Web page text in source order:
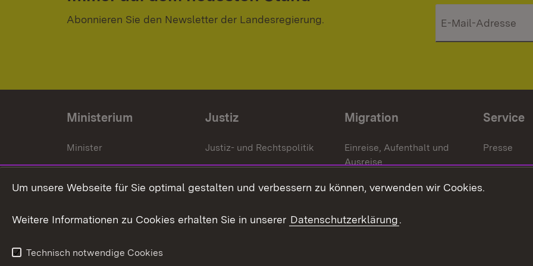
Abonnieren Sie den Newsletter der Landesregierung.
Ministerium
Minister
Staatssekrektär
Ministerialdirektorin
Organigramm
Justiz
Justiz- und Rechtspolitik
Gerichte und
Staatsanwaltschaften
Migration
Einreise, Aufenthalt und
Ausreise
Asylbewerber und
Erlasse und
Service
Presse
Um unsere Webseite für Sie optimal gestalten und verbessern zu können, verwenden wir Cookies.
Weitere Informationen zu Cookies erhalten Sie in unserer Datenschutzerklärung.
Technisch notwendige Cookies